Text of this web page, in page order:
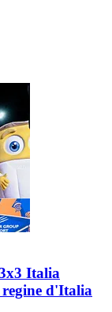
Italia
d'Italia